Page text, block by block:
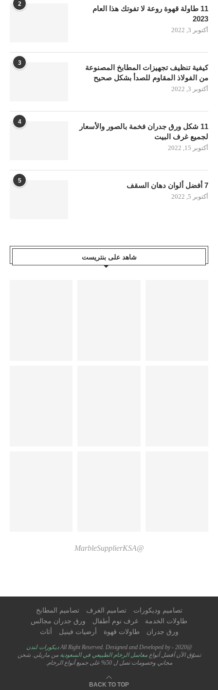
2
11 طاولة قهوة روعة لا تفوتك هذا العام
2023
أكتوبر 3, 2022
3
كيفية تنظيف تجهيزات المطابخ المصنوعة
من الفولاذ المقاوم للصدأ بشكل صحيح
أكتوبر 3, 2022
4
11 شكل ورق جدران فخمة بالصور والأسعار
لجميع غرف البيت
أكتوبر 15, 2022
5
7 أفضل ألوان دهان السقف
أكتوبر 5, 2022
شاهد على بنتريست
@MarbleSupplierKSA
تصاميم وديكورات تصاميم الغرف
تصاميم المطابخ
طاولات الخدمة
غرف نوم أطفال
ورق جدران مجالس
ورق جدران
طاولات قهوة أرضيات فينيل أثاث
@2020 - All Right Reserved. Designed and Developed by
ديكورات لندن
تسوّق الآن أفضل أنواعمغاسل الرخام الطبيعي في السعوديةمن ماربلي. شحن
مجاني وخصومات تصل ل 50% على جميع أنواع الرخام.
BACK TO TOP